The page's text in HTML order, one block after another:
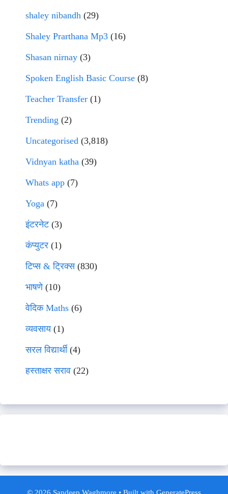
shaley nibandh (29)
Shaley Prarthana Mp3 (16)
Shasan nirnay (3)
Spoken English Basic Course (8)
Teacher Transfer (1)
Trending (2)
Uncategorised (3,818)
Vidnyan katha (39)
Whats app (7)
Yoga (7)
इंटरनेट(3)
कंप्युटर (1)
टिप्स & ट्रिक्स(830)
भाषणे(10)
वेदिक Maths (6)
व्यवसाय(1)
सरल विद्यार्थी(4)
हस्ताक्षर सराव (22)